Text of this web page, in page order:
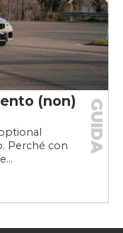
(non)
Perché con
GUIDA